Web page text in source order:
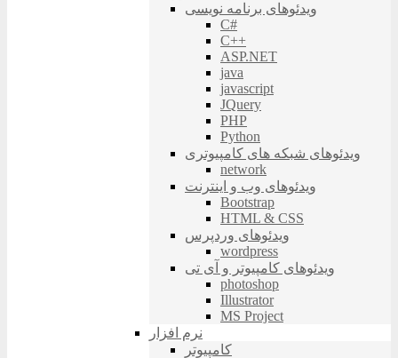
ویدئوهای برنامه نویسی
C#
C++
ASP.NET
java
javascript
JQuery
PHP
Python
ویدئوهای شبکه های کامپیوتری
network
ویدئوهای وب و اینترنت
Bootstrap
HTML & CSS
ویدئوهای وردپرس
wordpress
ویدئوهای کامپیوتر و آی تی
photoshop
Illustrator
MS Project
نرم افزار
کامپیوتر